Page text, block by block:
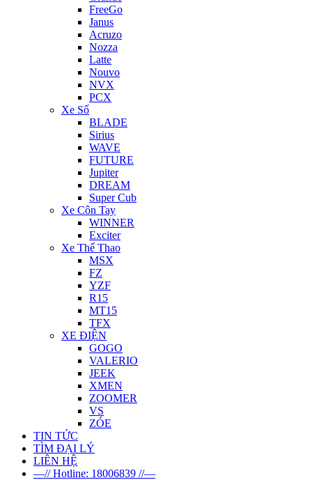
FreeGo
Janus
Acruzo
Nozza
Latte
Nouvo
NVX
PCX
Xe Số
BLADE
Sirius
WAVE
FUTURE
Jupiter
DREAM
Super Cub
Xe Côn Tay
WINNER
Exciter
Xe Thể Thao
MSX
FZ
YZF
R15
MT15
TFX
XE ĐIỆN
GOGO
VALERIO
JEEK
XMEN
ZOOMER
VS
ZÓE
TIN TỨC
TÌM ĐẠI LÝ
LIÊN HỆ
—// Hotline: 18006839 //—